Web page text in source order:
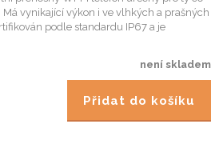
vynikající výkon i ve vlhkých a prašných
podle standardu IP67 a je
není skladem
Přidat do košíku